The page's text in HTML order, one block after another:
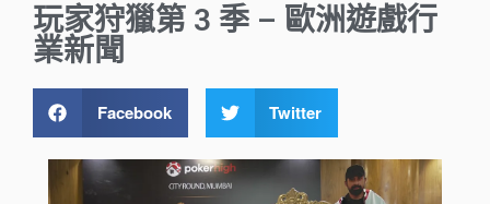
玩家狩獵第 3 季 – 歐洲遊戲行
業新聞
Facebook Twitter